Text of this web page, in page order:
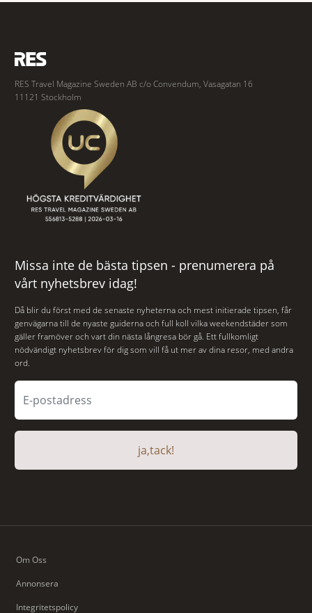
RES Travel Magazine Sweden AB c/o Convendum, Vasagatan 16
11121 Stockholm
Missa inte de bästa tipsen - prenumerera på
vårt nyhetsbrev idag!
Då blir du först med de senaste nyheterna och mest initierade tipsen, får
genvägarna till de nyaste guiderna och full koll vilka weekendstäder som
gäller framöver och vart din nästa långresa bör gå. Ett fullkomligt
nödvändigt nyhetsbrev för dig som vill få ut mer av dina resor, med andra
ord.
ja,tack!
Om Oss
Annonsera
Integritetspolicy